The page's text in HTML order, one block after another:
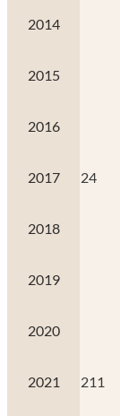
2014
2015
2016
2017 24
2018
2019
2020
2021 211